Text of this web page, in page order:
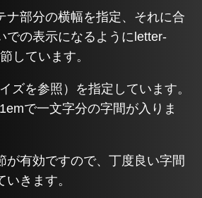
ナ部分の横幅を指定、それに合
での表示になるようにletter-
しています。
ズを参照）を指定しています。
で一文字分の字間が入りま
が有効ですので、丁度良い字間
きます。